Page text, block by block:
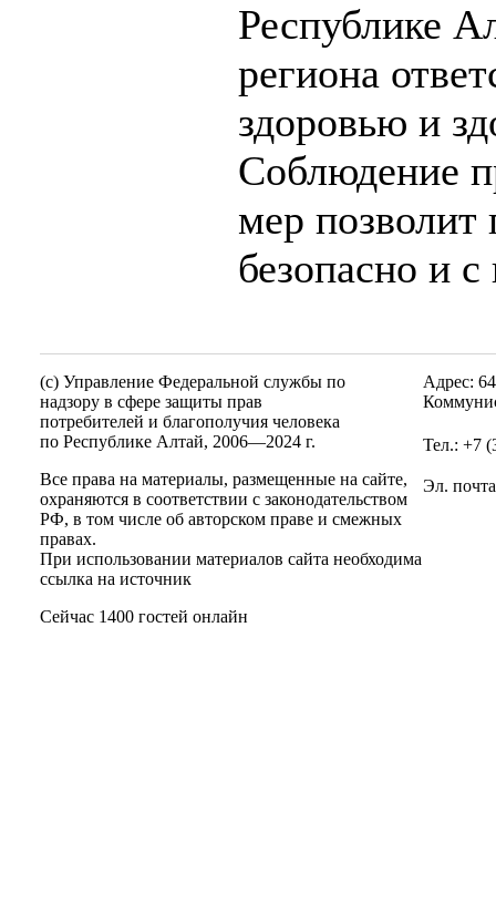
Республике
региона
здоровью и
Соблюдение
мер позволит
безопасно и с
(c) Управление Федеральной службы по
надзору в сфере защиты прав
потребителей и благополучия человека
по Республике Алтай, 2006—2024 г.
Все права на материалы, размещенные на сайте,
охраняются в соответствии с законодательством
РФ, в том числе об авторском праве и смежных
правах.
При использовании материалов сайта необходима
ссылка на источник
Сейчас 1400 гостей онлайн
Адрес:
Тел.: +7
Эл.